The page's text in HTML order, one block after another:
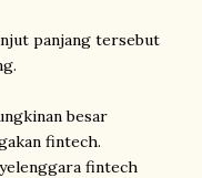
panjang tersebut
besar
fintech.
fintech